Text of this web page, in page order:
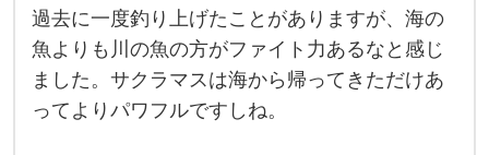
ル
す
。
遊
漁
券
買
過去に一度釣り上げたことがありますが、海の
魚よりも川の魚の方がファイト力あるなと感じ
ました。サクラマスは海から帰ってきただけあ
ってよりパワフルですしね。